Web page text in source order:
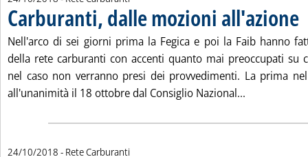
Carburanti, dalle mozioni all'azione
Nell'arco di sei giorni prima la Fegica e poi la Faib hanno
della rete carburanti con accenti quanto mai preoccupati su
nel caso non verranno presi dei provvedimenti. La prima
all'unanimità il 18 ottobre dal Consiglio Nazional...
24/10/2018 - Rete Carburanti